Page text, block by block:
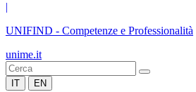
|
UNIFIND - Competenze e Professionalità
unime.it
IT EN